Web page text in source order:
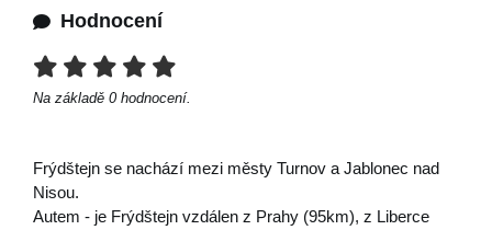
Hodnocení
Na základě 0 hodnocení.
Frýdštejn se nachází mezi městy Turnov a Jablonec nad
Nisou.
Autem - je Frýdštejn vzdálen z Prahy (95km), z Liberce